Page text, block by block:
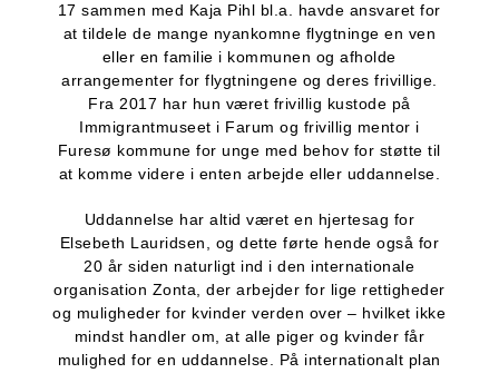
17 sammen med Kaja Pihl bl.a. havde ansvaret for
at tildele de mange nyankomne flygtninge en ven
eller en familie i kommunen og afholde
arrangementer for flygtningene og deres frivillige.
Fra 2017 har hun været frivillig kustode på
Immigrantmuseet i Farum og frivillig mentor i
Furesø kommune for unge med behov for støtte til
at komme videre i enten arbejde eller uddannelse.
Uddannelse har altid været en hjertesag for
Elsebeth Lauridsen, og dette førte hende også for
20 år siden naturligt ind i den internationale
organisation Zonta, der arbejder for lige rettigheder
og muligheder for kvinder verden over – hvilket ikke
mindst handler om, at alle piger og kvinder får
mulighed for en uddannelse. På internationalt plan